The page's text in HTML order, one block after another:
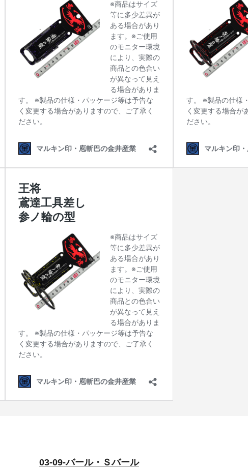
03-09-バール・Ｓバール